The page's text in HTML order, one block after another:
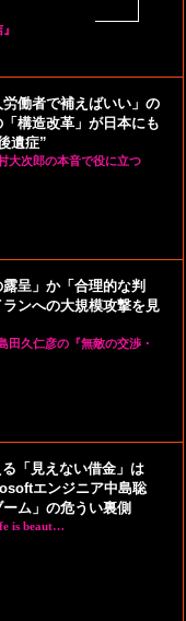
労働者で補えばいい」の
構造改革」が日本にも
遺症”
大次郎の本音で役に立つ
露呈」か「合理的な判
ンへの大規模攻撃を見
久仁彦の『無敵の交渉・
「見えない借金」は
エンジニア中島聡
ム」の危うい裏側
is beaut…